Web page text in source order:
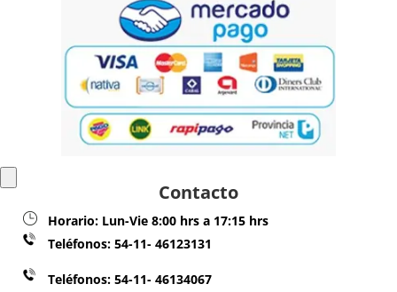
Contacto
Horario: Lun-Vie 8:00 hrs a 17:15 hrs
Teléfonos: 54-11- 46123131
Teléfonos: 54-11- 46134067